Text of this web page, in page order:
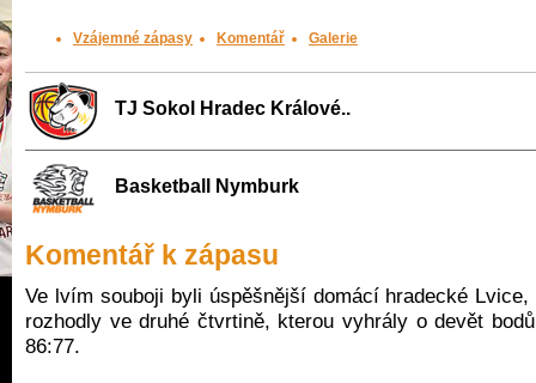
Vzájemné zápasy Komentář Galerie
TJ Sokol Hradec Králové..
Basketball Nymburk
Komentář k zápasu
Ve lvím souboji byli úspěšnější domácí hradecké
rozhodly ve druhé čtvrtině, kterou vyhrály o devět
86:77.